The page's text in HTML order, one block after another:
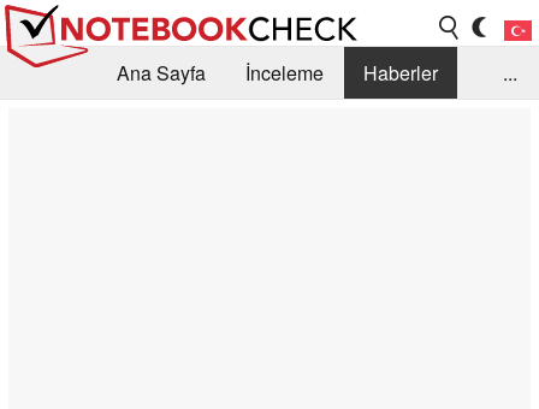
Ana Sayfa İnceleme
Haberler
...